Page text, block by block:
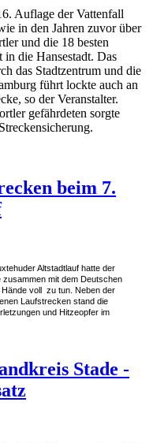
Auflage der Vattenfall
in den Jahren zuvor über
und die 18 besten
in die Hansestadt. Das
das Stadtzentrum und die
führt lockte auch an
so der Veranstalter.
gefährdeten sorgte
beim 7.
Altstadtlauf hatte der
mit dem Deutschen
Hände voll zu tun. Neben der
Laufstrecken stand die
und Hitzeopfer im
Stade -